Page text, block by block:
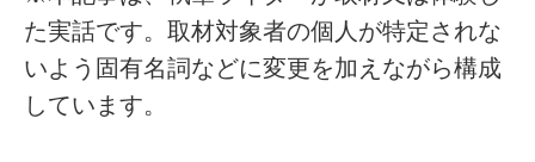
た実話です。取材対象者の個人が特定されな
いよう固有名詞などに変更を加えながら構成
しています。